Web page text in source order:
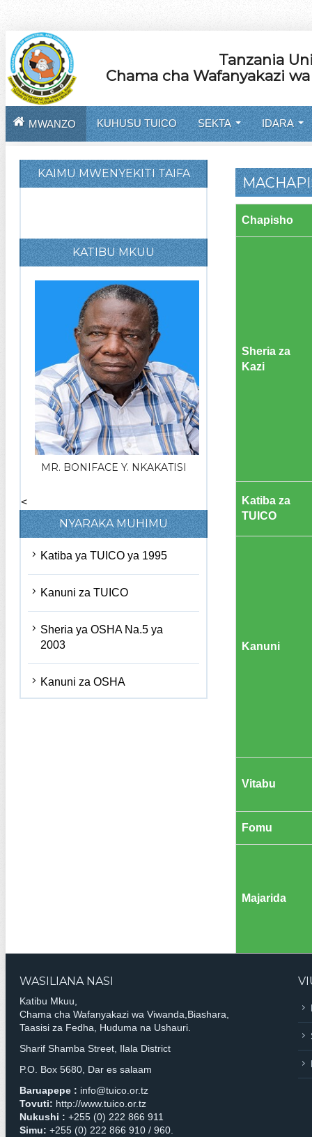
Tanzania
Chama cha Wafanyakazi
MWANZO KUHUSU TUICO
SEKTA
...
IDARA
...
KAIMU MWENYEKITI TAIFA
KATIBU MKUU
MR. BONIFACE Y. NKAKATISI
<
NYARAKA MUHIMU
Katiba ya TUICO ya 1995
Kanuni za TUICO
Sheria ya OSHA Na.5 ya
2003
Kanuni za OSHA
Chapisho
Sheria za
Kazi
Katiba za
TUICO
Kanuni
Vitabu
Fomu
Majarida
WASILIANA NASI
Katibu Mkuu,
Chama cha Wafanyakazi wa Viwanda,Biashara,
Taasisi za Fedha, Huduma na Ushauri.
Sharif Shamba Street, Ilala District
P.O. Box 5680, Dar es salaam
Baruapepe : info@tuico.or.tz
Tovuti: http://www.tuico.or.tz
Nukushi : +255 (0) 222 866 911
Simu: +255 (0) 222 866 910 / 960.